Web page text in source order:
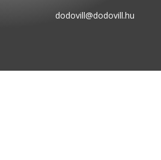
dodovill@dodovill.hu